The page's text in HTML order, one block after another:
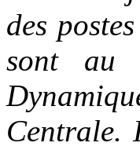
des
sont au
Centrale.